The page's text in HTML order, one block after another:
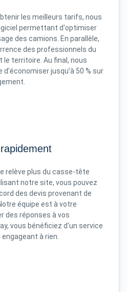
les meilleurs tarifs, nous
permettant d'optimiser
des camions. En parallèle,
des professionnels du
territoire. Au final, nous
jusqu’à 50 % sur
relève plus du casse-tête
notre site, vous pouvez
des devis provenant de
équipe est à votre
des réponses à vos
vous bénéficiez d'un service
à rien.